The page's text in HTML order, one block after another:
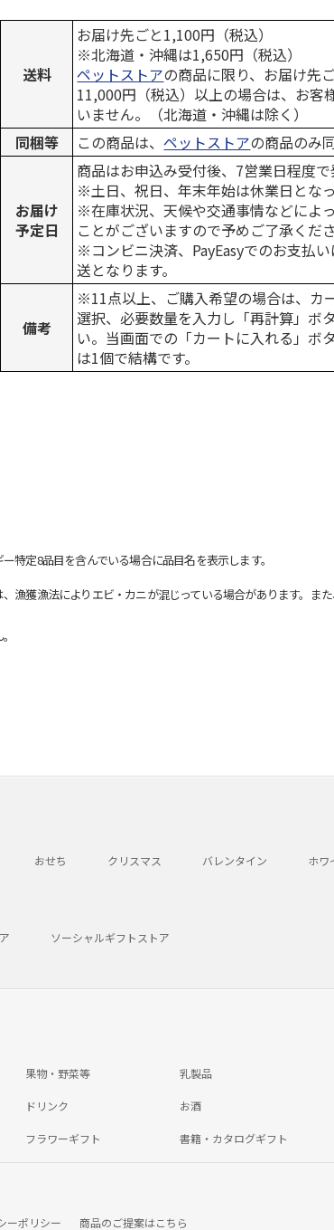
送料
お届け先ごと1,100円（税込）
※北海道・沖縄は1,650円（税込）
ペットストアの商品に限り、お届け先
11,000円（税込）以上の場合は、お客
いません。（北海道・沖縄は除く）
同梱等
この商品は、ペットストアの商品のみ
お届け
予定日
商品はお申込み受付後、7営業日程度で
※土日、祝日、年末年始は休業日となっ
※在庫状況、天候や交通事情などによ
ことがございますので予めご了承くださ
※コンビニ決済、PayEasyでのお支払
送となります。
備考
※11点以上、ご購入希望の場合は、カ
選択、必要数量を入力し「再計算」ボ
い。当画面での「カートに入れる」ボ
は1個で結構です。
定8品目を含んでいる場合に品目名を表示します。
獲漁法によりエビ・カニが混じっている場合があります。ま
おせち クリスマス バレンタイン ホワ
ソーシャルギフトストア
果物・野菜等 乳製品
ドリンク お酒
フラワーギフト 書籍・カタログギフト
ーポリシー 商品のご提案はこちら